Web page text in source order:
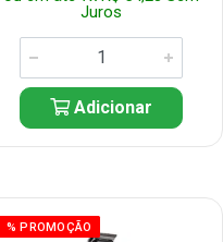
Juros
Adicionar
% PROMOÇÃO